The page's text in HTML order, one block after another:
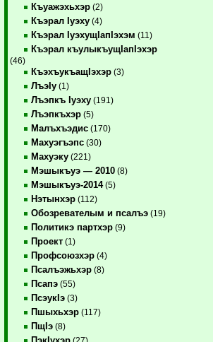
Къуажэхьхэр (2)
Къэрал Iуэху (4)
Къэрал IуэхущIапIэхэм (11)
Къэрал къулыкъущIапIэхэр
(46)
КъэхъукъащIэхэр (3)
ЛъэIу (1)
Лъэпкъ Iуэху (191)
Лъэпкъхэр (5)
Малъхъэдис (170)
Махуэгъэпс (30)
Махуэку (221)
Мэшыкъуэ — 2010 (8)
Мэшыкъуэ-2014(5)
Нэтынхэр (112)
Обозревателым и псалъэ (19)
Политикэ партхэр (9)
Проект (1)
Профсоюзхэр (4)
Псалъэжьхэр (8)
Псапэ (55)
ПсэукIэ (3)
Пшыхьхэр (117)
ПщIэ (8)
(27)